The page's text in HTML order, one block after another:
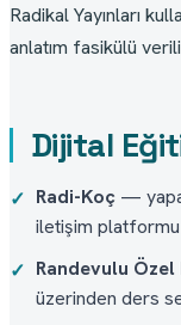
Radikal Yayınları
anlatım fasikülü
Dijital
✓ Radi-Koç —
iletişim platformu
✓ Randevulu Özel
üzerinden ders